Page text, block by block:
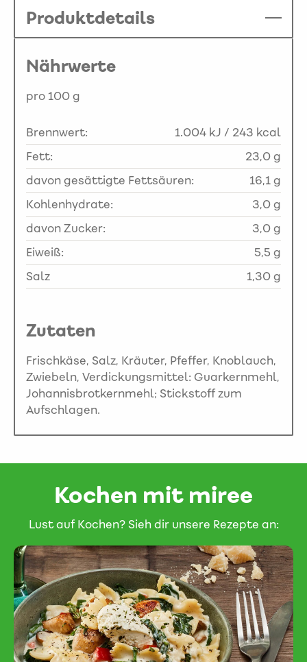
Produktdetails
Nährwerte
pro 100 g
Brennwert:
1.004 kJ / 243 kcal
Fett:
23,0 g
davon gesättigte Fettsäuren:
16,1 g
Kohlenhydrate:
3,0 g
davon Zucker:
3,0 g
Eiweiß:
5,5 g
Salz
1,30 g
Zutaten
Frischkäse, Salz, Kräuter, Pfeffer, Knoblauch,
Zwiebeln, Verdickungsmittel: Guarkernmehl,
Johannisbrotkernmehl; Stickstoff zum
Aufschlagen.
Kochen mit miree
Lust auf Kochen? Sieh dir unsere Rezepte an: